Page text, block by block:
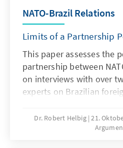
NATO-Brazil Relations
Limits of a Partnership
This paper assesses the
partnership between
on interviews with over
experts on Brazilian
become a vital task of
is seeking to increase its
Dr. Robert Helbig 21.